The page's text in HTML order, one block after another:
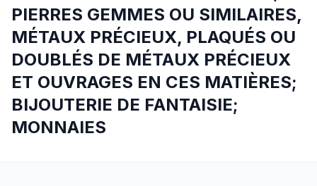
PIERRES GEMMES OU SIMILAIRES,
MÉTAUX PRÉCIEUX, PLAQUÉS OU
DOUBLÉS DE MÉTAUX PRÉCIEUX
ET OUVRAGES EN CES MATIÈRES;
BIJOUTERIE DE FANTAISIE;
MONNAIES